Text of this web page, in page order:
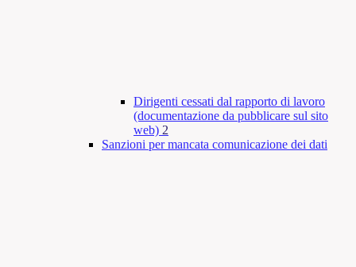
Dirigenti cessati dal rapporto di lavoro
(documentazione da pubblicare sul sito
web) 2
Sanzioni per mancata comunicazione dei dati